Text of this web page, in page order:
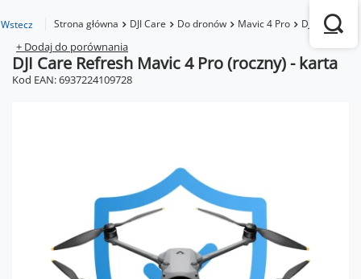
Wstecz Strona główna DJI Care Do dronów Mavic 4 Pro DJI Care
+ Dodaj do porównania
DJI Care Refresh Mavic 4 Pro (roczny) - karta
Kod EAN: 6937224109728